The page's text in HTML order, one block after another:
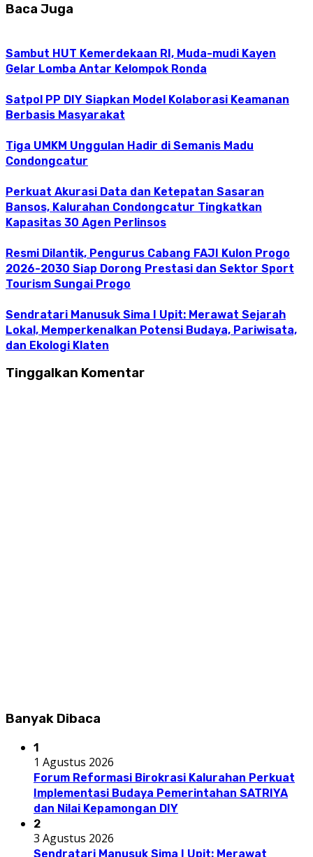
Baca Juga
Sambut HUT Kemerdekaan RI, Muda-mudi Kayen
Gelar Lomba Antar Kelompok Ronda
Satpol PP DIY Siapkan Model Kolaborasi Keamanan
Berbasis Masyarakat
Tiga UMKM Unggulan Hadir di Semanis Madu
Condongcatur
Perkuat Akurasi Data dan Ketepatan Sasaran
Bansos, Kalurahan Condongcatur Tingkatkan
Kapasitas 30 Agen Perlinsos
Resmi Dilantik, Pengurus Cabang FAJI Kulon Progo
2026-2030 Siap Dorong Prestasi dan Sektor Sport
Tourism Sungai Progo
Sendratari Manusuk Sima I Upit: Merawat Sejarah
Lokal, Memperkenalkan Potensi Budaya, Pariwisata,
dan Ekologi Klaten
Tinggalkan Komentar
Banyak Dibaca
1
1 Agustus 2026
Forum Reformasi Birokrasi Kalurahan Perkuat
Implementasi Budaya Pemerintahan SATRIYA
dan Nilai Kepamongan DIY
2
3 Agustus 2026
Sendratari Manusuk Sima I Upit: Merawat